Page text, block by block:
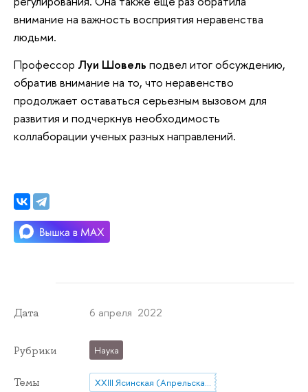
внимание на важность восприятия неравенства
людьми.
Профессор Луи Шовель подвел итог обсуждению,
обратив внимание на то, что неравенство
продолжает оставаться серьезным вызовом для
развития и подчеркнув необходимость
коллаборации ученых разных направлений.
Дата 6 апреля 2022
Рубрики Наука
Темы
XXIII Ясинская (Апрельская) международная научная конференция